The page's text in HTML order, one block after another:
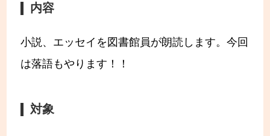
内容
小説、エッセイを図書館員が朗読します。今回
は落語もやります！！
対象